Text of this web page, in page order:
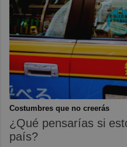
Costumbres que no creerás
¿Qué pensarías si
país?